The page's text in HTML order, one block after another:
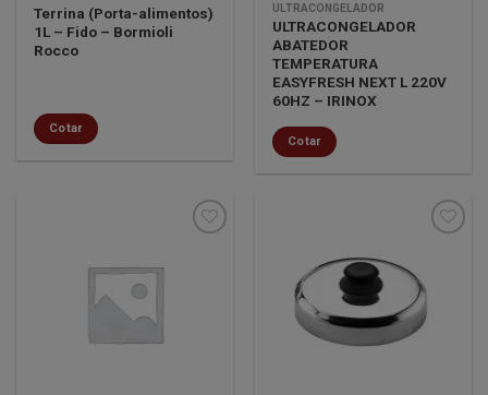
Terrina (Porta-alimentos)
1L – Fido – Bormioli
Rocco
Cotar
ULTRACONGELADOR
ULTRACONGELADOR
ABATEDOR
TEMPERATURA
EASYFRESH NEXT L 220V
60HZ – IRINOX
Cotar
Minha
lista de
desejos